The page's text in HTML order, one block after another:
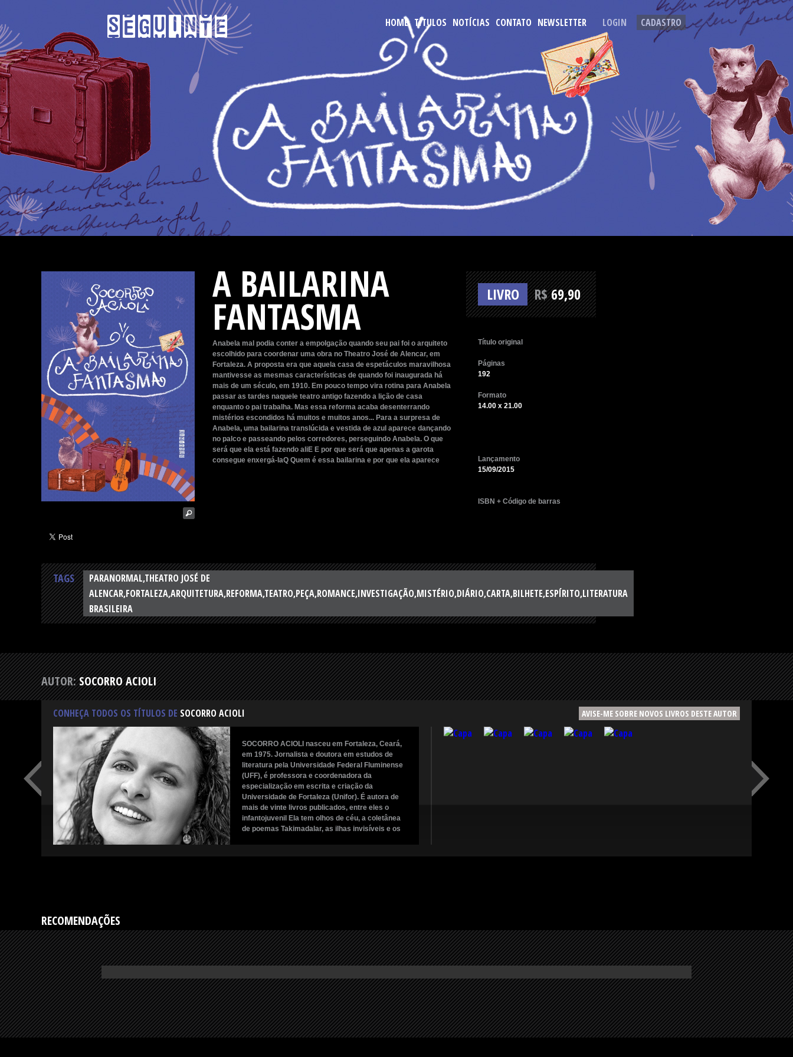
CADASTRO
LOGIN
NEWSLETTER
CONTATO
NOTÍCIAS
TÍTULOS
HOME
A BAILARINA
FANTASMA
Anabela mal podia conter a empolgação quando seu pai foi o arquiteto
escolhido para coordenar uma obra no Theatro José de Alencar, em
Fortaleza. A proposta era que aquela casa de espetáculos maravilhosa
mantivesse as mesmas características de quando foi inaugurada há
mais de um século, em 1910. Em pouco tempo vira rotina para Anabela
passar as tardes naquele teatro antigo fazendo a lição de casa
enquanto o pai trabalha. Mas essa reforma acaba desenterrando
mistérios escondidos há muitos e muitos anos... Para a surpresa de
Anabela, uma bailarina translúcida e vestida de azul aparece dançando
no palco e passeando pelos corredores, perseguindo Anabela. O que
será que ela está fazendo aliE E por que será que apenas a garota
consegue enxergá-laQ Quem é essa bailarina e por que ela aparece
R$69,90
192
14.00 x 21.00
15/09/2015
TAGS
PARANORMAL,THEATRO JOSÉ DE
ALENCAR,FORTALEZA,ARQUITETURA,REFORMA,TEATRO,PEÇA,ROMANCE,INVESTIGAÇÃO,MISTÉRIO,DIÁRIO,CARTA,BILHETE,ESPÍRITO,LITERATURA
BRASILEIRA
AUTOR:SOCORRO ACIOLI
CONHEÇA TODOS OS TÍTULOS DE SOCORRO ACIOLI AVISE-ME SOBRE NOVOS LIVROS DESTE AUTOR
SOCORRO ACIOLI nasceu em Fortaleza, Ceará,
em 1975. Jornalista e doutora em estudos de
literatura pela Universidade Federal Fluminense
(UFF), é professora e coordenadora da
especialização em escrita e criação da
Universidade de Fortaleza (Unifor). É autora de
mais de vinte livros publicados, entre eles o
infantojuvenil Ela tem olhos de céu, a coletânea
de poemas Takimadalar, as ilhas invisíveis e os
RECOMENDAÇÕES